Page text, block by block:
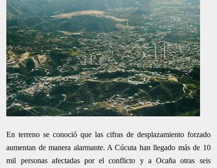
En terreno se conoció que las cifras de desplazamiento forzado
aumentan de manera alarmante. A Cúcuta han llegado más de 10
mil personas afectadas por el conflicto y a Ocaña otras seis